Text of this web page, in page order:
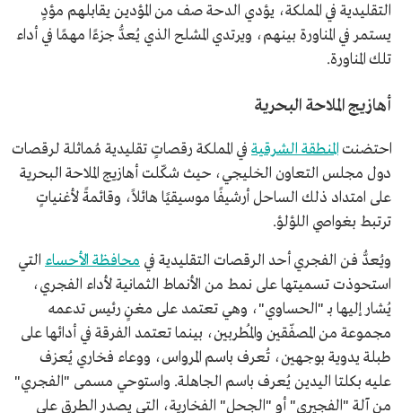
التقليدية في المملكة، يؤدي الدحة صف من المؤدين يقابلهم مؤدٍ
يستمر في المناورة بينهم، ويرتدي المشلح الذي يُعدُّ جزءًا مهمًا في أداء
تلك المناورة.
أهازيج الملاحة البحرية
احتضنتالمنطقة الشرقية في المملكة رقصاتٍ تقليدية مُماثلة لرقصات
دول مجلس التعاون الخليجي، حيث شكّلت أهازيج الملاحة البحرية
على امتداد ذلك الساحل أرشيفًا موسيقيًا هائلاً، وقائمةً لأغنياتٍ
ترتبط بغواصي اللؤلؤ.
ويُعدُّ فن الفجري أحد الرقصات التقليدية في محافظة الأحساء التي
استحوذت تسميتها على نمط من الأنماط الثمانية لأداء الفجري،
يُشار إليها بـ "الحساوي"، وهي تعتمد على مغنٍ رئيس تدعمه
مجموعة من المصفّقين والمُطربين، بينما تعتمد الفرقة في أدائها على
طبلة يدوية بوجهين، تُعرف باسم المرواس، ووعاء فخاري يُعزف
عليه بكلتا اليدين يُعرف باسم الجاهلة. واستوحي مسمى "الفجري"
من آلة "الفجيري" أو "الجحل" الفخارية، التي يصدر الطرق على